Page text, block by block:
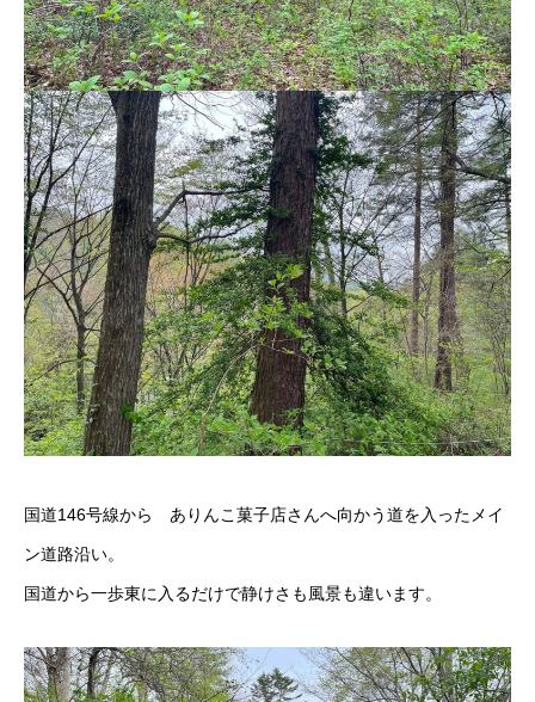
国道146号線から ありんこ菓子店さんへ向かう道を入ったメイ
ン道路沿い。
国道から一歩東に入るだけで静けさも風景も違います。